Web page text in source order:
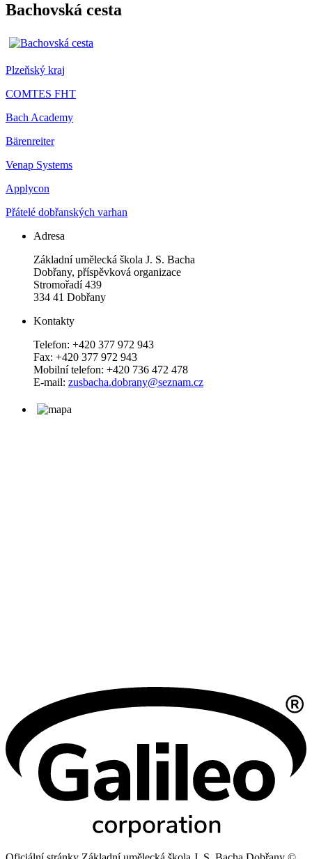
Bachovská cesta
Plzeňský kraj
COMTES FHT
Bach Academy
Bärenreiter
Venap Systems
Applycon
Přátelé dobřanských varhan
Adresa
Základní umělecká škola J. S. Bacha
Dobřany, příspěvková organizace
Stromořadí 439
334 41 Dobřany
Kontakty
Telefon: +420 377 972 943
Fax: +420 377 972 943
Mobilní telefon: +420 736 472 478
E-mail: zusbacha.dobrany@seznam.cz